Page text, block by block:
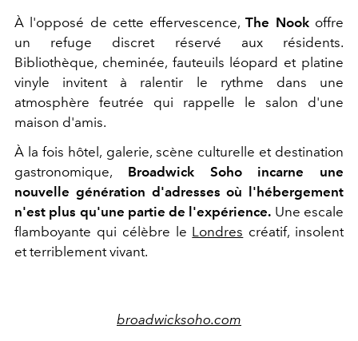
À l'opposé de cette effervescence,The Nookoffre
un refuge discret réservé aux résidents.
Bibliothèque, cheminée, fauteuils léopard et platine
vinyle invitent à ralentir le rythme dans une
atmosphère feutrée qui rappelle le salon d'une
maison d'amis.
À la fois hôtel, galerie, scène culturelle et destination
gastronomique, Broadwick Soho incarne une
nouvelle génération d'adresses où l'hébergement
n'est plus qu'une partie de l'expérience. Une escale
flamboyante qui célèbre le Londres créatif, insolent
et terriblement vivant.
broadwicksoho.com